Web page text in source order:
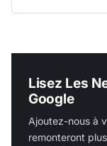
Lisez Les
Google
Ajoutez-nous à
remonteront